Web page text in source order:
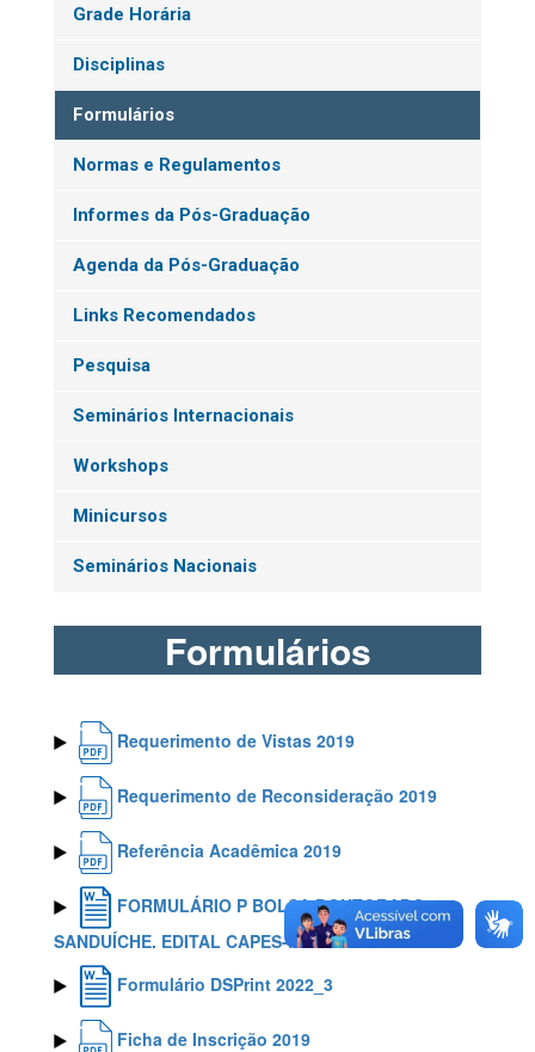
Grade Horária
Disciplinas
Formulários
Normas e Regulamentos
Informes da Pós-Graduação
Agenda da Pós-Graduação
Links Recomendados
Pesquisa
Seminários Internacionais
Workshops
Minicursos
Seminários Nacionais
Formulários
Requerimento de Vistas 2019
Requerimento de Reconsideração 2019
Referência Acadêmica 2019
FORMULÁRIO P BOLSA DOUTORADO
SANDUÍCHE. EDITAL CAPES-PRINT
Formulário DSPrint 2022_3
Ficha de Inscrição 2019